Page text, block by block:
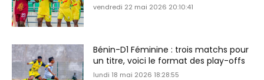
vendredi 22 mai 2026 20:10:41
Bénin-D1 Féminine : trois matchs pour
un titre, voici le format des play-offs
lundi 18 mai 2026 18:28:55